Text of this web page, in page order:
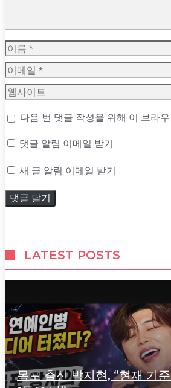
이
름
이
메
일
웹
이
트
다음 번 댓글 작성을 위해 이 브라
댓글 알림 이메일 받기
새 글 알림 이메일 받기
LATEST POSTS
목포 출신 박지현, “현재 기